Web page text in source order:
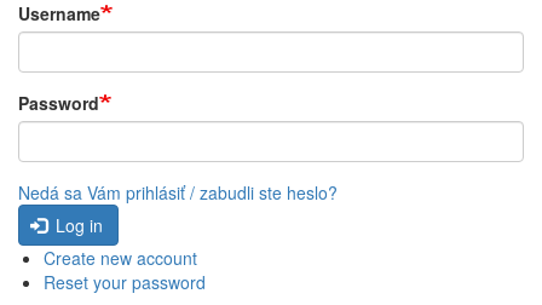
Username
Password
Nedá sa Vám prihlásiť / zabudli ste heslo?
Log in
Create new account
Reset your password